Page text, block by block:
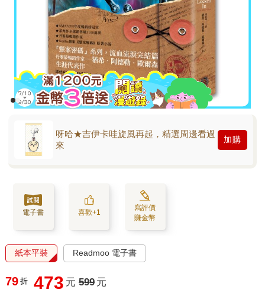
呀哈★吉伊卡哇旋風再起，精選周邊看過
來
加購
電子書 喜歡+1
寫評價
賺金幣
紙本平裝 Readmoo 電子書
79 折 473 元 599 元